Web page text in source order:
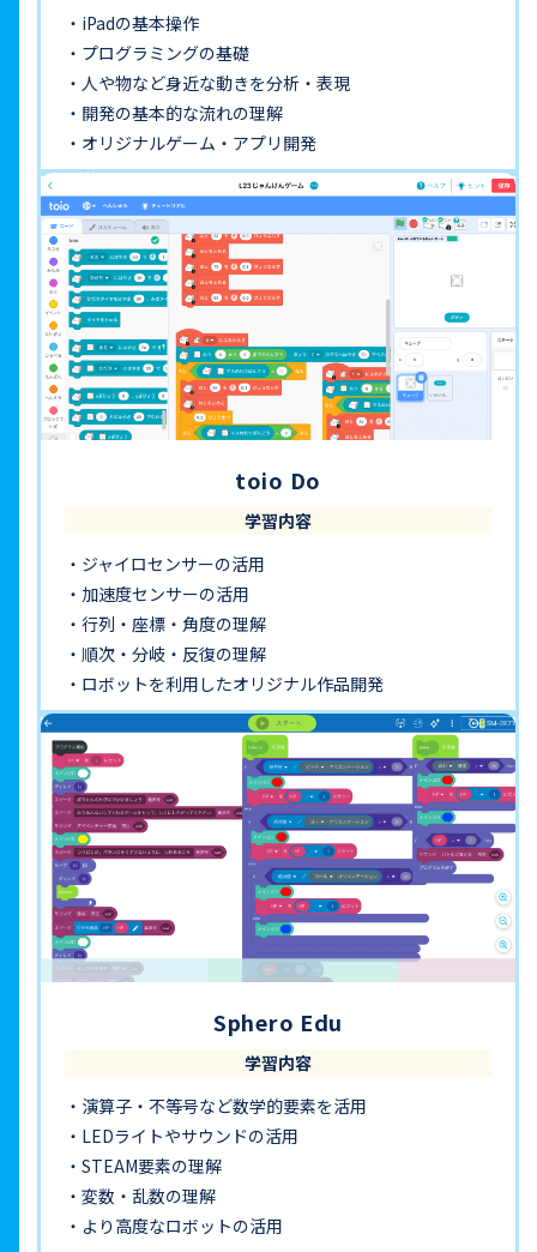
iPadの基本操作
プログラミングの基礎
人や物など身近な動きを分析・表現
開発の基本的な流れの理解
オリジナルゲーム・アプリ開発
toio Do
学習内容
ジャイロセンサーの活用
加速度センサーの活用
行列・座標・角度の理解
順次・分岐・反復の理解
ロボットを利用したオリジナル作品開発
Sphero Edu
学習内容
演算子・不等号など数学的要素を活用
LEDライトやサウンドの活用
STEAM要素の理解
変数・乱数の理解
より高度なロボットの活用